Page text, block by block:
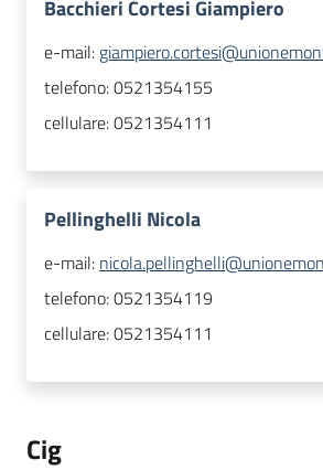
Bacchieri Cortesi Giampiero
e-mail:
telefono:0521354155
cellulare:0521354111
Pellinghelli Nicola
e-mail:
telefono:0521354119
cellulare:0521354111
Cig